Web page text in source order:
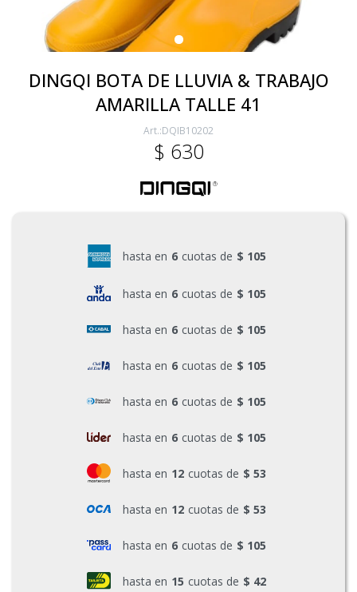
DINGQI BOTA DE LLUVIA & TRABAJO
AMARILLA TALLE 41
DQIB10202
$ 630
hasta en 6 cuotas de $ 105
hasta en 6 cuotas de $ 105
hasta en 6 cuotas de $ 105
hasta en 6 cuotas de $ 105
hasta en 6 cuotas de $ 105
hasta en 6 cuotas de $ 105
hasta en 12 cuotas de $ 53
hasta en 12 cuotas de $ 53
hasta en 6 cuotas de $ 105
hasta en 15 cuotas de $ 42
Electricidad
Herramientas Eléctrica y Batería
Piscinas e Inflables